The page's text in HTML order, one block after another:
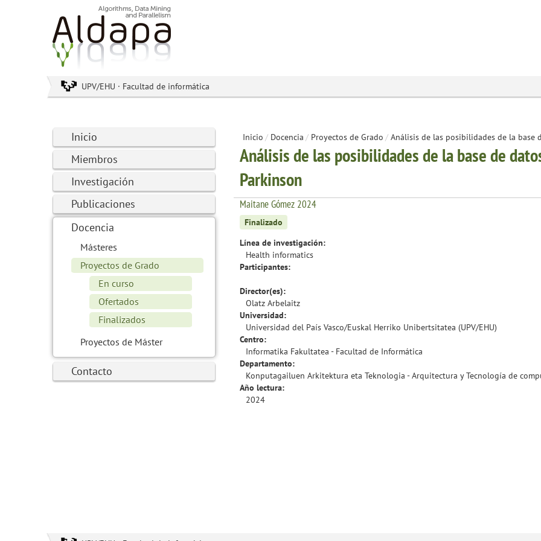
UPV/EHU · Facultad de informática
Inicio
Miembros
Investigación
Publicaciones
Docencia
Másteres
Proyectos de Grado
En curso
Ofertados
Finalizados
Proyectos de Máster
Contacto
Inicio / Docencia / Proyectos de Grado / Análisis de las posibilidades de la base
Análisis de las posibilidades de la base de
Parkinson
Maitane Gómez 2024
Finalizado
Línea de investigación:
Health informatics
Participantes:
Director(es):
Olatz Arbelaitz
Universidad:
Universidad del País Vasco/Euskal Herriko Unibertsitatea (UPV/EHU)
Centro:
Informatika Fakultatea - Facultad de Informática
Departamento:
Konputagailuen Arkitektura eta Teknologia - Arquitectura y Tecnología de
Año lectura:
2024